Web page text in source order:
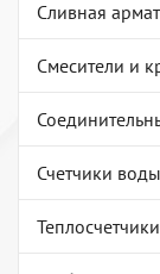
Сливная
Смесители и
Счетчики воды